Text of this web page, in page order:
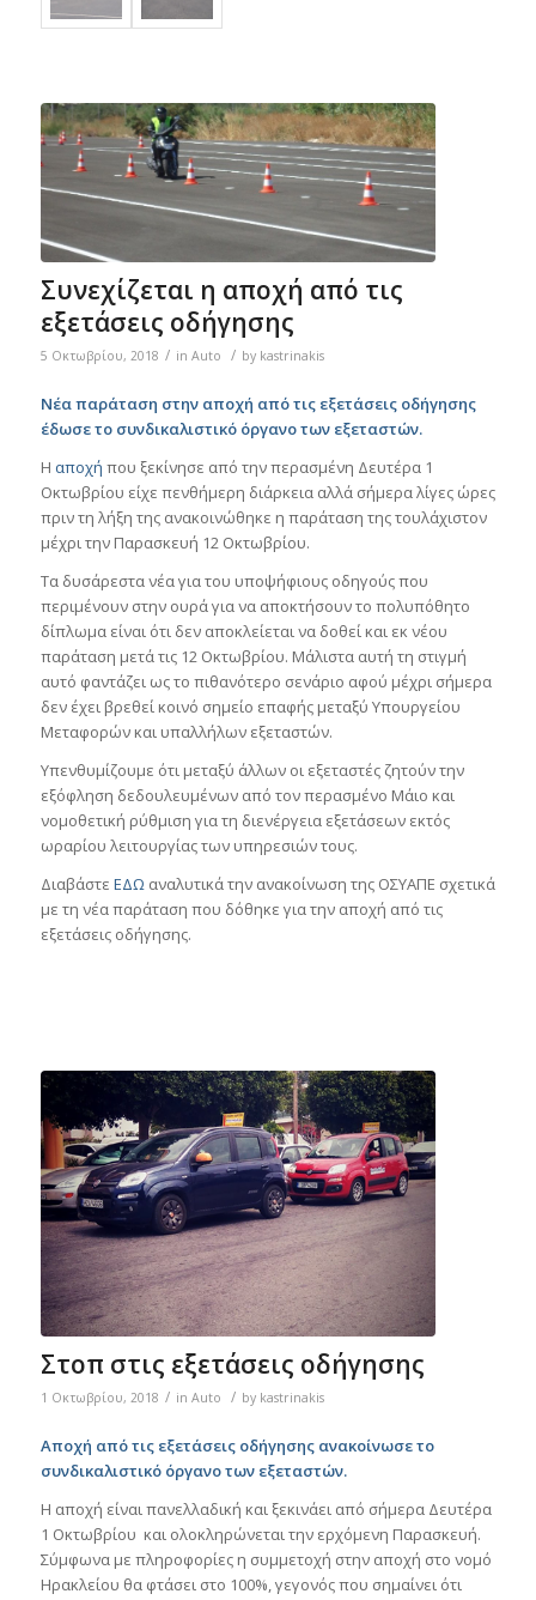
Συνεχίζεται η αποχή από τις
εξετάσεις οδήγησης
5 Οκτωβρίου, 2018 / in Auto / by kastrinakis
Νέα παράταση στην αποχή από τις εξετάσεις οδήγησης
έδωσε το συνδικαλιστικό όργανο των εξεταστών.
Η αποχή που ξεκίνησε από την περασμένη Δευτέρα 1
Οκτωβρίου είχε πενθήμερη διάρκεια αλλά σήμερα λίγες ώρες
πριν τη λήξη της ανακοινώθηκε η παράταση της τουλάχιστον
μέχρι την Παρασκευή 12 Οκτωβρίου.
Τα δυσάρεστα νέα για του υποψήφιους οδηγούς που
περιμένουν στην ουρά για να αποκτήσουν το πολυπόθητο
δίπλωμα είναι ότι δεν αποκλείεται να δοθεί και εκ νέου
παράταση μετά τις 12 Οκτωβρίου. Μάλιστα αυτή τη στιγμή
αυτό φαντάζει ως το πιθανότερο σενάριο αφού μέχρι σήμερα
δεν έχει βρεθεί κοινό σημείο επαφής μεταξύ Υπουργείου
Μεταφορών και υπαλλήλων εξεταστών.
Υπενθυμίζουμε ότι μεταξύ άλλων οι εξεταστές ζητούν την
εξόφληση δεδουλευμένων από τον περασμένο Μάιο και
νομοθετική ρύθμιση για τη διενέργεια εξετάσεων εκτός
ωραρίου λειτουργίας των υπηρεσιών τους.
Διαβάστε ΕΔΩαναλυτικά την ανακοίνωση της ΟΣΥΑΠΕ σχετικά
με τη νέα παράταση που δόθηκε για την αποχή από τις
εξετάσεις οδήγησης.
Στοπ στις εξετάσεις οδήγησης
1 Οκτωβρίου, 2018 / in Auto / by kastrinakis
Αποχή από τις εξετάσεις οδήγησης ανακοίνωσε το
συνδικαλιστικό όργανο των εξεταστών.
Η αποχή είναι πανελλαδική και ξεκινάει από σήμερα Δευτέρα
1 Οκτωβρίου και ολοκληρώνεται την ερχόμενη Παρασκευή.
Σύμφωνα με πληροφορίες η συμμετοχή στην αποχή στο νομό
Ηρακλείου θα φτάσει στο 100%, γεγονός που σημαίνει ότι